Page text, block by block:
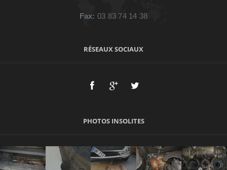
Fax: 03 83 74 14 38
RÉSEAUX SOCIAUX
PHOTOS INSOLITES